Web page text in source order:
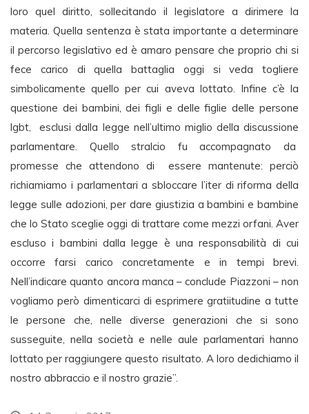
loro quel diritto, sollecitando il legislatore a dirimere la
materia. Quella sentenza è stata importante a determinare
il percorso legislativo ed è amaro pensare che proprio chi si
fece carico di quella battaglia oggi si veda togliere
simbolicamente quello per cui aveva lottato. Infine c’è la
questione dei bambini, dei figli e delle figlie delle persone
lgbt, esclusi dalla legge nell’ultimo miglio della discussione
parlamentare. Quello stralcio fu accompagnato da
promesse che attendono di essere mantenute: perciò
richiamiamo i parlamentari a sbloccare l’iter di riforma della
legge sulle adozioni, per dare giustizia a bambini e bambine
che lo Stato sceglie oggi di trattare come mezzi orfani. Aver
escluso i bambini dalla legge è una responsabilità di cui
occorre farsi carico concretamente e in tempi brevi.
Nell’indicare quanto ancora manca – conclude Piazzoni – non
vogliamo però dimenticarci di esprimere gratiitudine a tutte
le persone che, nelle diverse generazioni che si sono
susseguite, nella società e nelle aule parlamentari hanno
lottato per raggiungere questo risultato. A loro dedichiamo il
nostro abbraccio e il nostro grazie”.